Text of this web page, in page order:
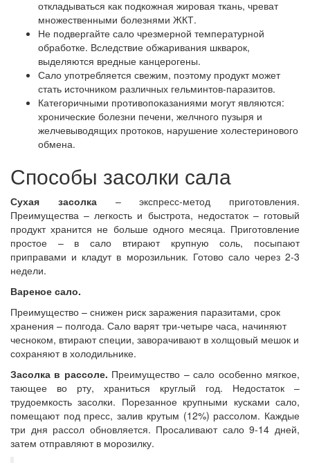
откладываться как подкожная жировая ткань, чреват
множественными болезнями ЖКТ.
Не подвергайте сало чрезмерной температурной
обработке. Вследствие обжаривания шкварок,
выделяются вредные канцерогены.
Сало употребляется свежим, поэтому продукт может
стать источником различных гельминтов-паразитов.
Категоричными противопоказаниями могут являются:
хронические болезни печени, желчного пузыря и
желчевыводящих протоков, нарушение холестеринового
обмена.
Способы засолки сала
Сухая засолка– экспресс-метод приготовления.
Преимущества – легкость и быстрота, недостаток – готовый
продукт хранится не больше одного месяца. Приготовление
простое – в сало втирают крупную соль, посыпают
приправами и кладут в морозильник. Готово сало через 2-3
недели.
Вареное сало.
Преимущество – снижен риск заражения паразитами, срок
хранения – полгода. Сало варят три-четыре часа, начиняют
чесноком, втирают специи, заворачивают в холщовый мешок и
сохраняют в холодильнике.
Засолка в рассоле. Преимущество – сало особенно мягкое,
тающее во рту, храниться круглый год. Недостаток –
трудоемкость засолки. Порезанное крупными кусками сало,
помещают под пресс, залив крутым (12%) рассолом. Каждые
три дня рассол обновляется. Просаливают сало 9-14 дней,
затем отправляют в морозилку.